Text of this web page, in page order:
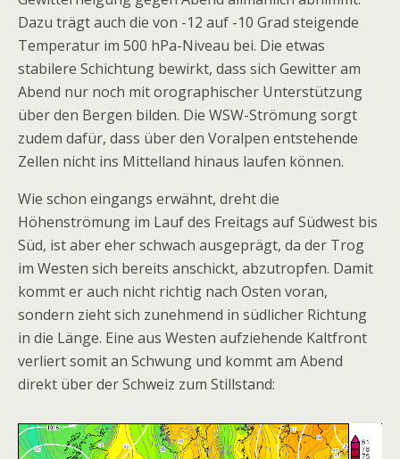
Dazu trägt auch die von -12 auf -10 Grad steigende
Temperatur im 500 hPa-Niveau bei. Die etwas
stabilere Schichtung bewirkt, dass sich Gewitter am
Abend nur noch mit orographischer Unterstützung
über den Bergen bilden. Die WSW-Strömung sorgt
zudem dafür, dass über den Voralpen entstehende
Zellen nicht ins Mittelland hinaus laufen können.
Wie schon eingangs erwähnt, dreht die
Höhenströmung im Lauf des Freitags auf Südwest bis
Süd, ist aber eher schwach ausgeprägt, da der Trog
im Westen sich bereits anschickt, abzutropfen. Damit
kommt er auch nicht richtig nach Osten voran,
sondern zieht sich zunehmend in südlicher Richtung
in die Länge. Eine aus Westen aufziehende Kaltfront
verliert somit an Schwung und kommt am Abend
direkt über der Schweiz zum Stillstand: